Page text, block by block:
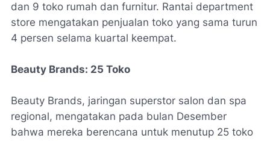
dan 9 toko rumah dan furnitur. Rantai department
store mengatakan penjualan toko yang sama turun
4 persen selama kuartal keempat.
Beauty Brands: 25 Toko
Beauty Brands, jaringan superstor salon dan spa
regional, mengatakan pada bulan Desember
bahwa mereka berencana untuk menutup 25 toko